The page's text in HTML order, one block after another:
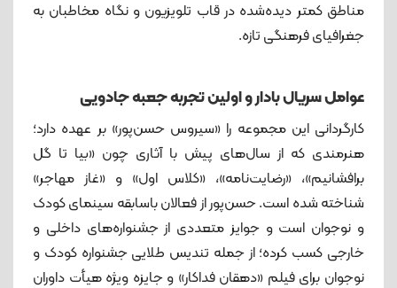
مناطق کمتر دیده‌شده در قاب تلویزیون و نگاه مخاطبان به
جغرافیای فرهنگی تازه‌.
عوامل سریال بادار و اولین تجربه جعبه جادویی
کارگردانی این مجموعه را «سیروس حسن‌پور» بر عهده دارد؛
هنرمندی که از سال‌های پیش با آثاری چون «بیا تا گل
برافشانیم»، «رضایت‌نامه»، «کلاس اول» و «غاز مهاجر»
شناخته شده است. حسن‌پور از فعالان باسابقه سینمای کودک
و نوجوان است و جوایز متعددی از جشنواره‌های داخلی و
خارجی کسب کرده؛ از جمله تندیس طلایی جشنواره کودک و
نوجوان برای فیلم «دهقان فداکار» و جایزه ویژه هیأت داوران